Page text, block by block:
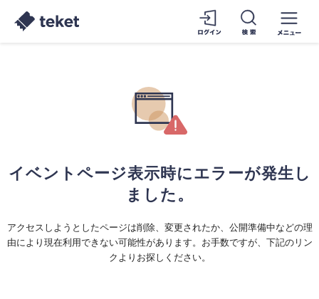
イベントページ表示時にエラーが発生し
ました。
アクセスしようとしたページは削除、変更されたか、公開準備中などの理
由により現在利用できない可能性があります。お手数ですが、下記のリン
クよりお探しください。